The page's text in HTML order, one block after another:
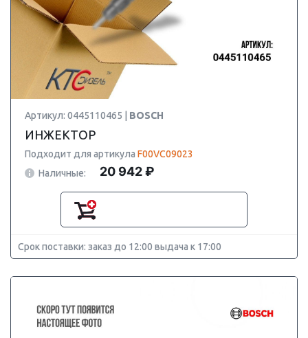
Артикул: 0445110465 | BOSCH
ИНЖЕКТОР
Подходит для артикула F00VC09023
Наличные:
20 942 ₽
Срок поставки: заказ до 12:00 выдача к 17:00